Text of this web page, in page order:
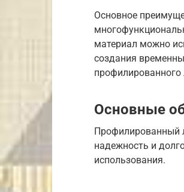
Основное
материал можно
создания
профилированного
Основные
Профилированный
надежность и
использования.